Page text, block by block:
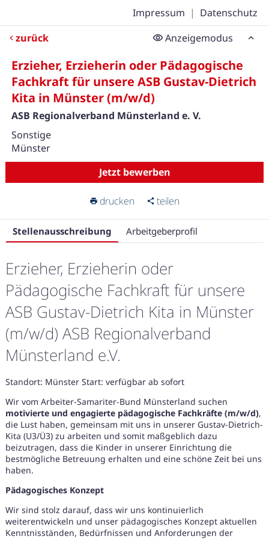
Impressum | Datenschutz
zurück
Anzeigemodus
Erzieher, Erzieherin oder Pädagogische
Fachkraft für unsere ASB Gustav-Dietrich
Kita in Münster (m/w/d)
ASB Regionalverband Münsterland e. V.
Sonstige
Münster
Jetzt bewerben
drucken teilen
Stellenausschreibung Arbeitgeberprofil
Erzieher, Erzieherin oder
Pädagogische Fachkraft für unsere
ASB Gustav-Dietrich Kita in Münster
(m/w/d) ASB Regionalverband
Münsterland e.V.
Standort: Münster Start: verfügbar ab sofort
Wir vom Arbeiter-Samariter-Bund Münsterland suchen
motivierte und engagierte pädagogische Fachkräfte (m/w/d),
die Lust haben, gemeinsam mit uns in unserer Gustav-Dietrich-
Kita (U3/Ü3) zu arbeiten und somit maßgeblich dazu
beizutragen, dass die Kinder in unserer Einrichtung die
bestmögliche Betreuung erhalten und eine schöne Zeit bei uns
haben.
Pädagogisches Konzept
Wir sind stolz darauf, dass wir uns kontinuierlich
weiterentwickeln und unser pädagogisches Konzept aktuellen
Kenntnisständen, Bedürfnissen und Anforderungen der
Karte anzeigen